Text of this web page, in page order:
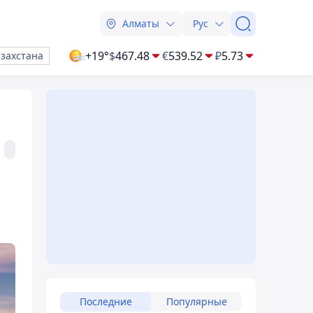
Алматы Рус
+19°$467.48 €539.52 ₽5.73
Последние Популярные